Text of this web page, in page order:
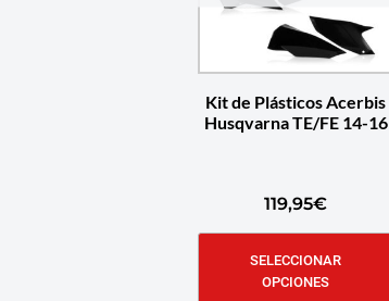
Kit de Plásticos Acerbis
Husqvarna TE/FE 14-16
119,95€
SELECCIONAR
OPCIONES